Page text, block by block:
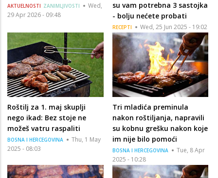
AKTUELNOSTI ZANIMLJIVOSTI
Wed,
29 Apr 2026 - 09:48
su vam potrebna 3 sastojka
- bolju nećete probati
RECEPTI Wed, 25 Jun 2025 - 19:02
Roštilj za 1. maj skuplji
nego ikad: Bez stoje ne
možeš vatru raspaliti
BOSNA I HERCEGOVINA
Thu, 1 May
2025 - 08:03
Tri mladića preminula
nakon roštiljanja, napravili
su kobnu grešku nakon koje
im nije bilo pomoći
BOSNA I HERCEGOVINA
Tue, 8 Apr
2025 - 10:28